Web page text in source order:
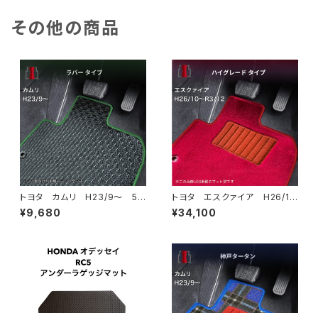
その他の商品
トヨタ カムリ H23/9〜 5
0/70系 フロアマット一式 カ
ーマット 防水 ラバータイプ
¥9,680
トヨタ エスクァイア H26/1
0〜R3/12 80系 フロアマッ
ト一式 カーマット ハイグレー
¥34,100